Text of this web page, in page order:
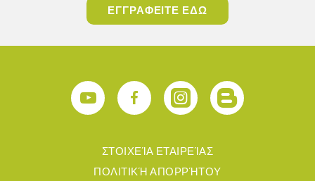
ΕΓΓΡΑΦΕΙΤΕ ΕΔΩ
ΣΤΟΙΧΕΊΑ ΕΤΑΙΡΕΊΑΣ
ΠΟΛΙΤΙΚΉ ΑΠΟΡΡΉΤΟΥ